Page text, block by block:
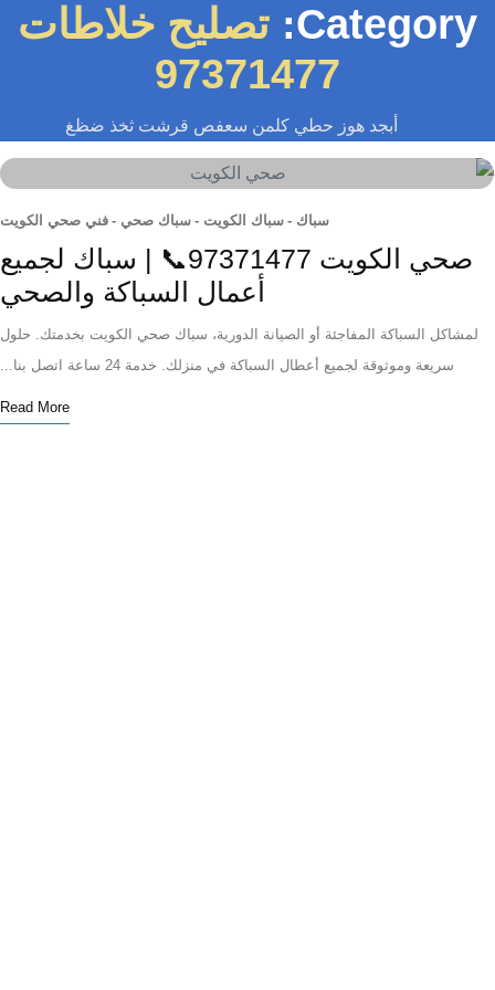
تصليح خلاطات
97371477
أبجد هوز حطي كلمن سعفص قرشت ثخذ ضظغ
سباك- سباك الكويت- سباك صحي- فني صحي الكويت
صحي الكويت 97371477📞 | سباك لجميع
أعمال السباكة والصحي
السباكة المفاجئة أو الصيانة الدورية، سباك صحي الكويت بخدمتك. حلول
سريعة وموثوقة لجميع أعطال السباكة في منزلك. خدمة 24 ساعة اتصل بنا...
Read More